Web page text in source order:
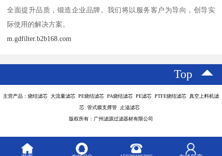
全面提升品质，锻造企业品牌。我们将以服务客户为导向，创导实
际使用的解决方案。
m.gdfilter.b2b168.com
Top
主营产品：烧结滤芯 大流量滤芯 PE烧结滤芯 PA烧结滤芯 PE滤芯 PTFE烧结滤芯 真空上料机滤
芯 管式膜支撑管 止溢滤芯
版权所有：广州滤源过滤器材有限公司